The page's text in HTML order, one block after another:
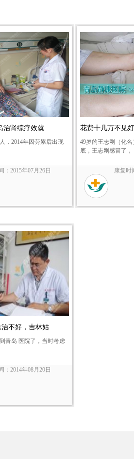
治肾综疗效就
，2014年因劳累后出现
：2015年07月26日
花费十几万不见
49岁的王志刚（化
底，王志刚感冒了，
康复时
不好，吉林姑
青岛 医院了，当时考虑
：2014年08月20日